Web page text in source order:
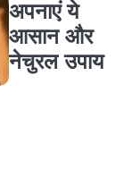
अपनाएं ये
आसान और
नेचुरल उपाय